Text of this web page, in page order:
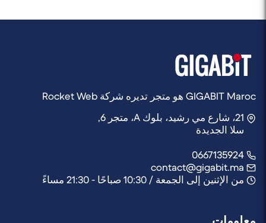
GIGABIT Maroc هو متجر تديره شركة Rocket Web
21، شارع مي رشيد، بلوك A، متجر 6,
سلا الجديدة
من الإثنين إلى الجمعة / 10:30 صباحًا - 21:30 مساءً